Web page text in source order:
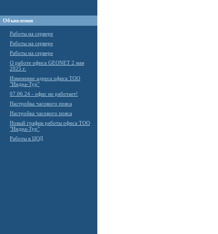
Объявления
Работы на сервере
Работы на сервере
Работы на сервере
О работе офиса GEONET 2 мая
2025 г.
Изменение адреса офиса ТОО
"Индра-Тур"
07.06.24 - офис не работает!
Настройка часового пояса
Настройка часового пояса
Новый график работы офиса ТОО
"Индра-Тур"
Работы в ЦОД